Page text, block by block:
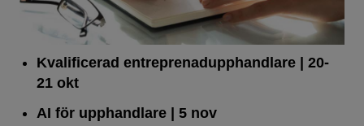
Kvalificerad entreprenad­upphandlare | 20-
21 okt
AI för upphandlare| 5 nov